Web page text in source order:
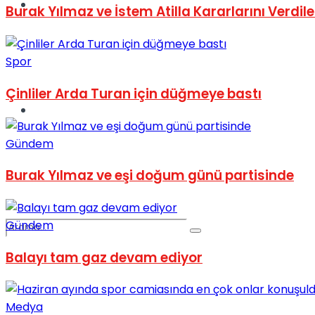
Spor
Burak Yılmaz ve İstem Atilla Kararlarını
Spor
Çinliler Arda Turan için düğmeye bastı
Gündem
Burak Yılmaz ve eşi doğum günü partisinde
Gündem
Balayı tam gaz devam ediyor
Medya